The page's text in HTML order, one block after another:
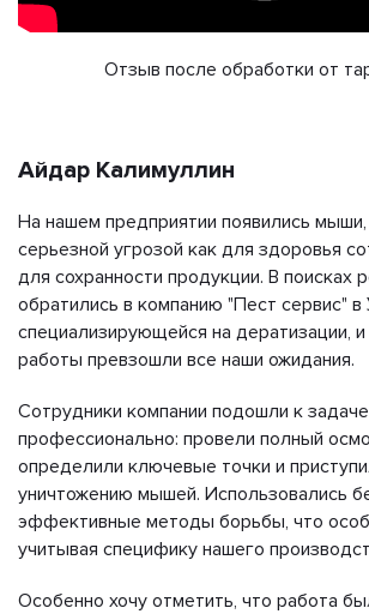
Отзыв после обработки от
Айдар Калимуллин
На нашем предприятии появились мыши,
серьезной угрозой как для здоровья
для сохранности продукции. В поисках
обратились в компанию "Пест сервис" в
специализирующейся на дератизации,
работы превзошли все наши ожидания.
Сотрудники компании подошли к
профессионально: провели полный
определили ключевые точки и
уничтожению мышей. Использовались
эффективные методы борьбы, что
учитывая специфику нашего
Особенно хочу отметить, что работа